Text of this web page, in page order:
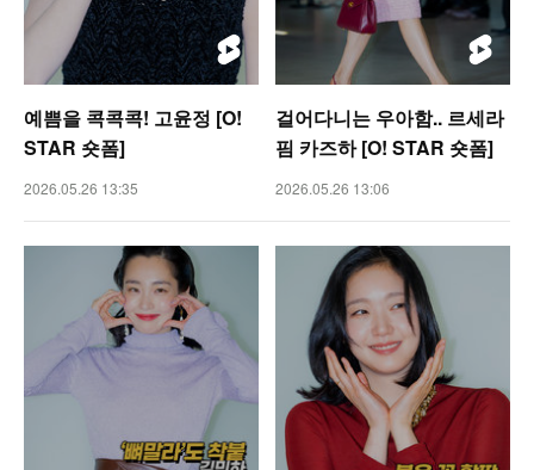
예쁨을 콕콕콕! 고윤정 [O!
STAR 숏폼]
2026.05.26 13:35
걸어다니는 우아함.. 르세라
핌 카즈하 [O! STAR 숏폼]
2026.05.26 13:06